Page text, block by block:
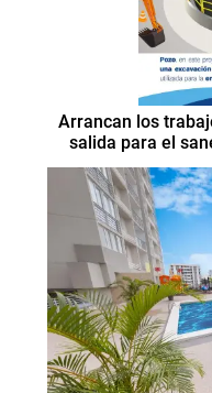
Arrancan los
salida para el